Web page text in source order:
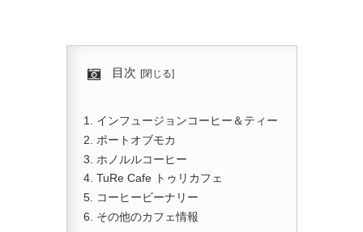
目次
インフュージョンコーヒー＆ティー
ポートオブモカ
ホノルルコーヒー
TuRe Cafe トゥリカフェ
コーヒービーナリー
その他のカフェ情報